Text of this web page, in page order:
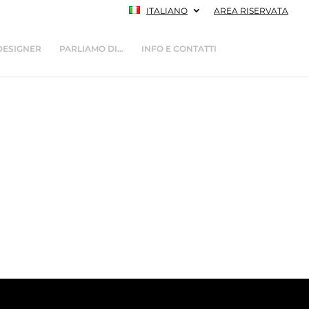
ITALIANO AREA RISERVATA
PARLIAMO DI… INFO E CONTATTI